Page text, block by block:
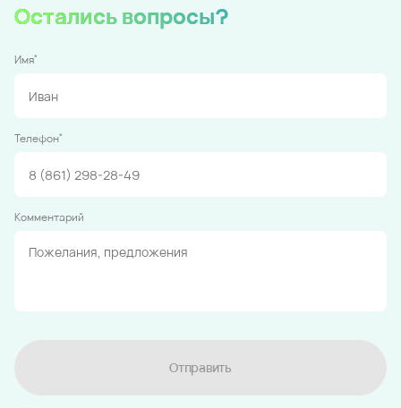
Остались вопросы?
Имя*
Телефон*
Комментарий
Отправить